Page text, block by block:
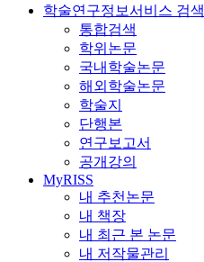
학술연구정보서비스 검색
통합검색
학위논문
국내학술논문
해외학술논문
학술지
단행본
연구보고서
공개강의
MyRISS
내 추천논문
내 책장
내 최근 본 논문
내 저작물관리